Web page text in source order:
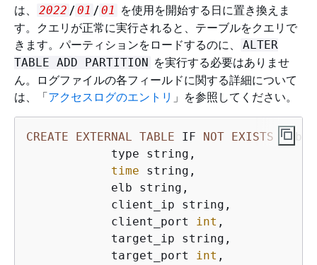
は、
2022 /01 /01 を使用を開始する日に置き換えま
す。クエリが正常に実行されると、テーブルをクエリで
きます。パーティションをロードするのに、
ALTER
TABLE ADD PARTITION を実行する必要はありませ
ん。ログファイルの各フィールドに関する詳細について
は、「アクセスログのエントリ 」を参照してください。
CREATE EXTERNAL TABLE IF NOT EXISTS
            type string,
time string,
            elb string,
            client_ip string,
            client_port
int ,
            target_ip string,
            target_port
int ,